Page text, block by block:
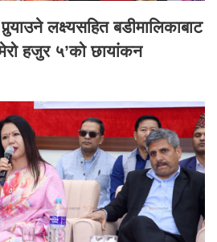
लक्ष्यसहित बडीमालिकाबाट
हजुर ५’को छायांकन